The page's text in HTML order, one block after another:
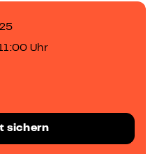
Uhr
sichern